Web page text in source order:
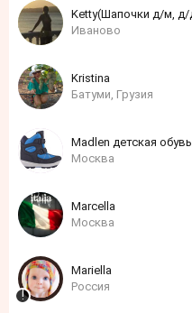
Иваново
Kristina
Батуми, Грузия
Madlen детская обувь
Москва
Marcella
Москва
Mariella
Россия